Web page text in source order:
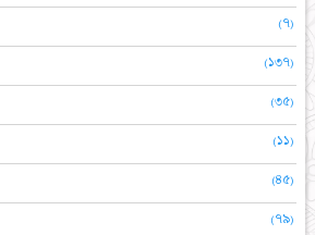
(৭)
(১৩৭)
(৩৫)
(১১)
(৪৫)
(৭৯)